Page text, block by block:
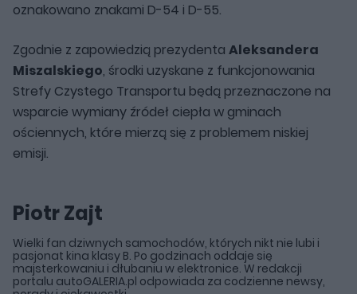
oznakowano znakami D-54 i D-55.
Zgodnie z zapowiedzią prezydenta Aleksandera
Miszalskiego, środki uzyskane z funkcjonowania
Strefy Czystego Transportu będą przeznaczone na
wsparcie wymiany źródeł ciepła w gminach
ościennych, które mierzą się z problemem niskiej
emisji.
Piotr Zajt
Wielki fan dziwnych samochodów, których nikt nie lubi i
pasjonat kina klasy B. Po godzinach oddaje się
majsterkowaniu i dłubaniu w elektronice. W redakcji
portalu autoGALERIA.pl odpowiada za codzienne newsy,